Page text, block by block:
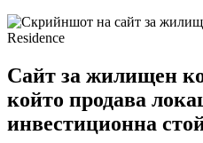
Сайт за жилищен
който продава
инвестиционна